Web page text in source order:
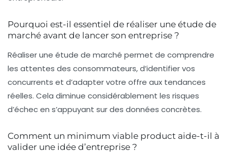
Pourquoi est-il essentiel de réaliser une étude de
marché avant de lancer son entreprise ?
Réaliser une étude de marché permet de comprendre
les attentes des consommateurs, d’identifier vos
concurrents et d’adapter votre offre aux tendances
réelles. Cela diminue considérablement les risques
d’échec en s’appuyant sur des données concrètes.
Comment un minimum viable product aide-t-il à
valider une idée d’entreprise ?